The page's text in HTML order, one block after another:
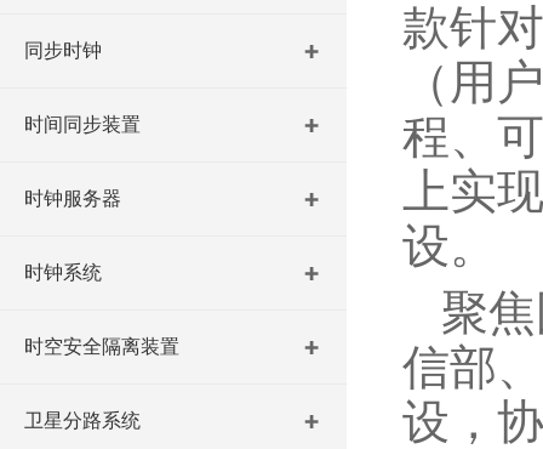
同步时钟
时间同步装置
时钟服务器
时钟系统
时空安全隔离装置
卫星分路系统
款针
（用
程、
上实
设。
聚
信部
设，